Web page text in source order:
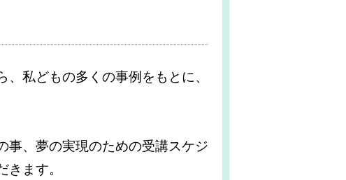
私どもの多くの事例をもとに、
事、夢の実現のための受講スケジ
ます。